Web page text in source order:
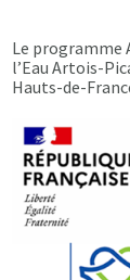
Le programme
l’Eau Artois-
Hauts-de-